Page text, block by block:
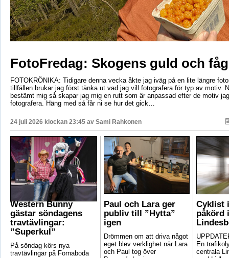
FotoFredag: Skogens guld och
FOTOKRÖNIKA: Tidigare denna vecka åkte jag iväg på en lite längre
tillfällen brukar jag först tänka ut vad jag vill fotografera för typ av motiv.
bestämt mig så skapar jag mig en rutt som är anpassad efter de motiv
fotografera. Häng med så får ni se hur det gick…
24 juli 2026 klockan 23:45 av Sami Rahkonen
Western Bunny
gästar söndagens
travtävlingar:
”Superkul”
På söndag körs nya
travtävlingar på Fornaboda
Paul och Lara ger
publiv till ”Hytta”
igen
Drömmen om att driva något
eget blev verklighet när Lara
och Paul tog över
Cyklist
påkörd
En
centrala